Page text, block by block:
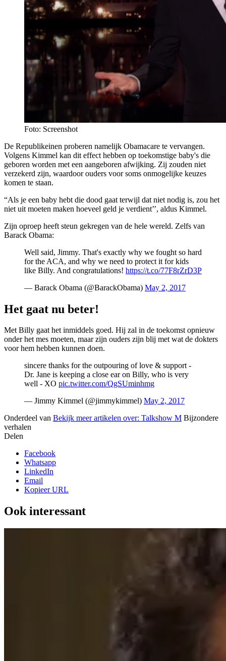
Foto: Screenshot
De Republikeinen proberen namelijk Obamacare te vervangen.
Volgens Kimmel kan dit effect hebben op toekomstige baby's die
geboren worden met een aangeboren afwijking. Zij zouden niet
verzekerd zijn, waardoor ouders voor soms onmogelijke keuzes
komen te staan.
“Als je een baby hebt die dood gaat terwijl dat niet nodig is, zou het
niet uit moeten maken hoeveel geld je verdient’’, aldus Kimmel.
Zijn oproep heeft steun gekregen van de hele wereld. Zelfs van
Barack Obama:
Well said, Jimmy. That's exactly why we fought so hard
for the ACA, and why we need to protect it for kids
like Billy. And congratulations! https://t.co/77F8rZrD3P
— Barack Obama (@BarackObama) May 2, 2017
Het gaat nu beter!
Met Billy gaat het inmiddels goed. Hij zal in de toekomst opnieuw
onder het mes moeten, maar zijn ouders zijn blij met wat de dokters
voor hem hebben kunnen doen.
sincere thanks for the outpouring of love & support -
Dr. Jane is keeping a close ear on Billy, who is very
well - XO pic.twitter.com/QgSUminhmg
— Jimmy Kimmel (@jimmykimmel) May 2, 2017
Onderdeel van Bekijk meer artikelen over: Talkshow M Bijzondere
verhalen
Delen
Facebook
Whatsapp
LinkedIn
Email
Kopieer URL
Ook interessant